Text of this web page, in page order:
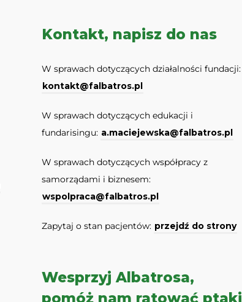
Kontakt, napisz do nas
W sprawach dotyczących działalności fundacji:
kontakt@falbatros.pl
W sprawach dotyczących edukacji i
fundarisingu: a.maciejewska@falbatros.pl
W sprawach dotyczących współpracy z
samorządami i biznesem:
wspolpraca@falbatros.pl
Zapytaj o stan pacjentów: przejdź do strony
Wesprzyj Albatrosa,
pomóż nam ratować ptaki